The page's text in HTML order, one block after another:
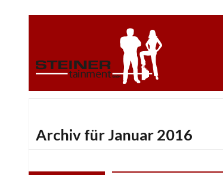
Archiv für Januar 2016